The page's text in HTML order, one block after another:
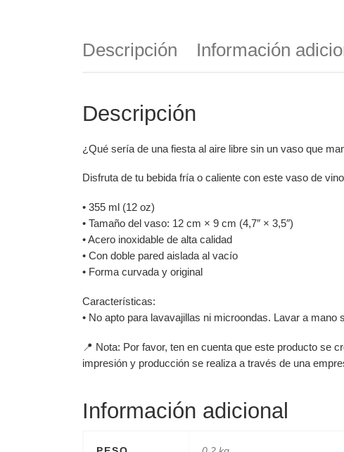
Descripción Información
Descripción
¿Qué sería de una fiesta al aire libre sin un vaso que
Disfruta de tu bebida fría o caliente con este vaso de
• 355 ml (12 oz)
• Tamaño del vaso: 12 cm × 9 cm (4,7″ × 3,5″)
• Acero inoxidable de alta calidad
• Con doble pared aislada al vacío
• Forma curvada y original
Características:
• No apto para lavavajillas ni microondas. Lavar a mano
📍 Nota: Por favor, ten en cuenta que este producto se
impresión y producción se realiza a través de una
Información adicional